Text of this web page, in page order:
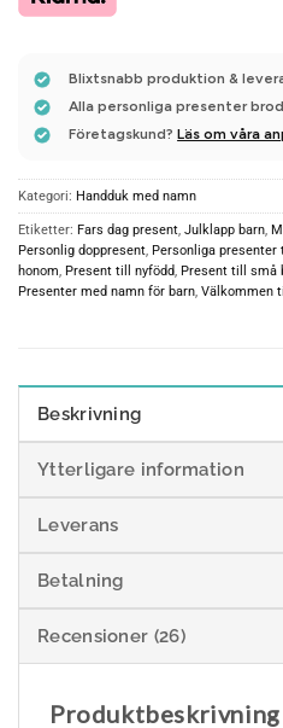
Blixtsnabb produktion &
Alla personliga presenter
Företagskund?Läs om våra
Kategori: Handduk med namn
Etiketter: Fars dag present, Julklapp barn,
Personlig doppresent, Personliga presenter
honom, Present till nyfödd, Present till små
Presenter med namn för barn, Välkommen
Beskrivning
Ytterligare information
Leverans
Betalning
Recensioner (26)
Produktbeskrivning